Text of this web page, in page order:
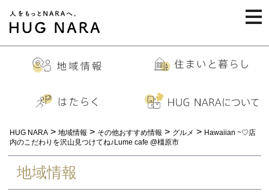
HUG NARA > 地域情報 > その他おすすめ情報 > グルメ > Hawaiian ~♡店
内のこだわりを沢山見つけてね♪Lume cafe @橿原市
地域情報